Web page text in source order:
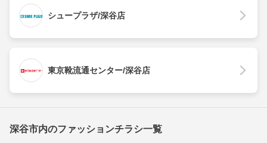
シュープラザ/深谷店
東京靴流通センター/深谷店
深谷市内のファッションチラシ一覧